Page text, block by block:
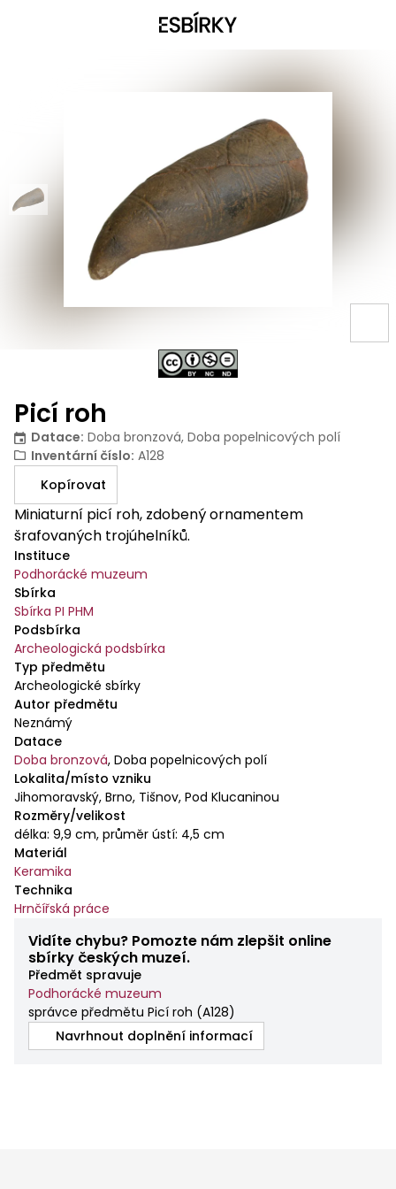
Picí roh
Datace: Doba bronzová, Doba popelnicových polí
Inventární číslo: A128
Kopírovat
Miniaturní picí roh, zdobený ornamentem
šrafovaných trojúhelníků.
Instituce
Podhorácké muzeum
Sbírka
Sbírka PI PHM
Podsbírka
Archeologická podsbírka
Typ předmětu
Archeologické sbírky
Autor předmětu
Neznámý
Datace
Doba bronzová, Doba popelnicových polí
Lokalita/místo vzniku
Jihomoravský, Brno, Tišnov, Pod Klucaninou
Rozměry/velikost
délka: 9,9 cm, průměr ústí: 4,5 cm
Materiál
Keramika
Technika
Hrnčířská práce
Vidíte chybu? Pomozte nám zlepšit online
sbírky českých muzeí.
Předmět spravuje
Podhorácké muzeum
správce předmětu Picí roh (A128)
Navrhnout doplnění informací